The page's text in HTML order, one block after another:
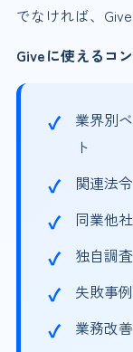
でなければ、
Giveに使えるコ
業界別
ト
関連法
同業他
独自調
失敗事
業務改